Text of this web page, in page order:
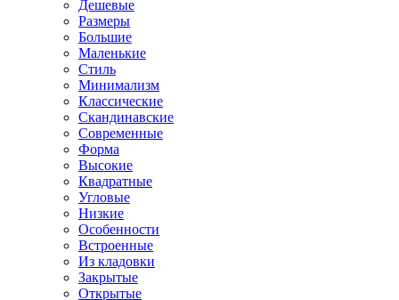
Дешевые
Размеры
Большие
Маленькие
Стиль
Минимализм
Классические
Скандинавские
Современные
Форма
Высокие
Квадратные
Угловые
Низкие
Особенности
Встроенные
Из кладовки
Закрытые
Открытые